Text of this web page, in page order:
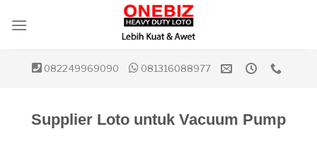
082249969090 081316088977
Supplier Loto untuk Vacuum Pump